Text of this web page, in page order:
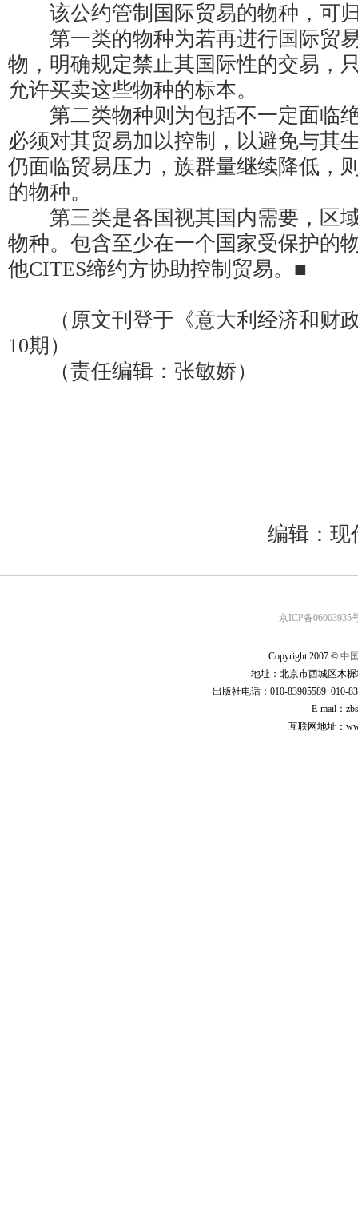
该公约管制国际贸易的物种，可
第一类的物种为若再进行国际贸
物，明确规定禁止其国际性的交易，
允许买卖这些物种的标本。
第二类物种则为包括不一定面临
必须对其贸易加以控制，以避免与其
仍面临贸易压力，族群量继续降低，
的物种。
第三类是各国视其国内需要，区
物种。包含至少在一个国家受保护的
他CITES缔约方协助控制贸易。■
（原文刊登于《意大利经济和财政
10期）
（责任编辑：张敏娇）
编辑：
京ICP备06003935
Copyright 2007 © 中
地址：北京市西城区木
出版社电话：010-83905589 010-
E-mail：
互联网地址：